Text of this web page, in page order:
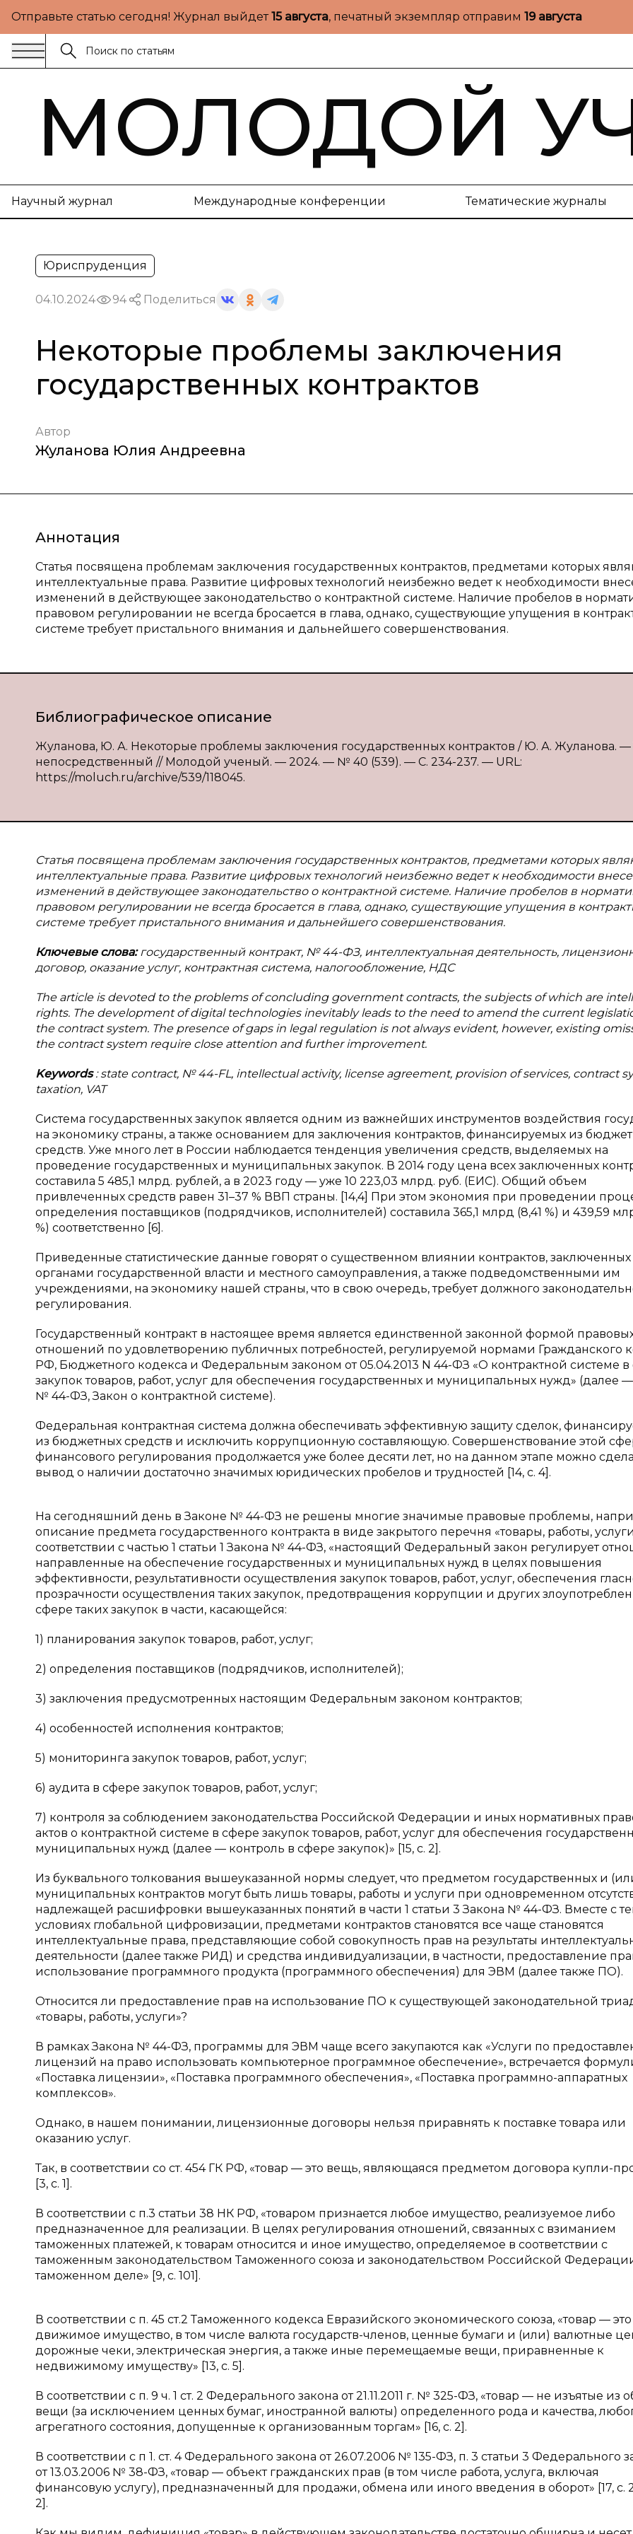
Отправьте статью сегодня! Журнал выйдет15 августа, печатный экземпляр отправим 19 августа
МОЛОДОЙ
Научный журнал Международные конференции Тематические журналы
Юриспруденция
04.10.2024 94 Поделиться
Некоторые проблемы заключения
государственных контрактов
Автор
Жуланова Юлия Андреевна
Аннотация
Статья посвящена проблемам заключения государственных контрактов, предметами которых
интеллектуальные права. Развитие цифровых технологий неизбежно ведет к необходимости
изменений в действующее законодательство о контрактной системе. Наличие пробелов в
правовом регулировании не всегда бросается в глава, однако, существующие упущения в
системе требует пристального внимания и дальнейшего совершенствования.
Библиографическое описание
Жуланова, Ю. А. Некоторые проблемы заключения государственных контрактов / Ю. А. Жуланова. —
непосредственный // Молодой ученый. — 2024. — № 40 (539). — С. 234-237. — URL:
https://moluch.ru/archive/539/118045.
Статья посвящена проблемам заключения государственных контрактов, предметами которых
интеллектуальные права. Развитие цифровых технологий неизбежно ведет к необходимости
изменений в действующее законодательство о контрактной системе. Наличие пробелов в
правовом регулировании не всегда бросается в глава, однако, существующие упущения в
системе требует пристального внимания и дальнейшего совершенствования.
Ключевые слова:государственный контракт, № 44-ФЗ, интеллектуальная деятельность,
договор, оказание услуг, контрактная система, налогообложение, НДС
The article is devoted to the problems of concluding government contracts, the subjects of which are
rights. The development of digital technologies inevitably leads to the need to amend the current
the contract system. The presence of gaps in legal regulation is not always evident, however, existing
the contract system require close attention and further improvement.
Keywords: state contract, № 44-FL, intellectual activity, license agreement, provision of services, contract
taxation, VAT
Система государственных закупок является одним из важнейших инструментов воздействия
на экономику страны, а также основанием для заключения контрактов, финансируемых из
средств. Уже много лет в России наблюдается тенденция увеличения средств, выделяемых на
проведение государственных и муниципальных закупок. В 2014 году цена всех заключенных
составила 5 485,1 млрд. рублей, а в 2023 году — уже 10 223,03 млрд. руб. (ЕИС). Общий объем
привлеченных средств равен 31–37 % ВВП страны. [14,4] При этом экономия при проведении
определения поставщиков (подрядчиков, исполнителей) составила 365,1 млрд (8,41 %) и 439,59
%) соответственно [6].
Приведенные статистические данные говорят о существенном влиянии контрактов, заключенных
органами государственной власти и местного самоуправления, а также подведомственными им
учреждениями, на экономику нашей страны, что в свою очередь, требует должного
регулирования.
Государственный контракт в настоящее время является единственной законной формой
отношений по удовлетворению публичных потребностей, регулируемой нормами Гражданского
РФ, Бюджетного кодекса и Федеральным законом от 05.04.2013 N 44-ФЗ «О контрактной системе в
закупок товаров, работ, услуг для обеспечения государственных и муниципальных нужд» (далее
№ 44-ФЗ, Закон о контрактной системе).
Федеральная контрактная система должна обеспечивать эффективную защиту сделок,
из бюджетных средств и исключить коррупционную составляющую. Совершенствование этой
финансового регулирования продолжается уже более десяти лет, но на данном этапе можно
вывод о наличии достаточно значимых юридических пробелов и трудностей [14, c. 4].
На сегодняшний день в Законе № 44-ФЗ не решены многие значимые правовые проблемы,
описание предмета государственного контракта в виде закрытого перечня «товары, работы,
соответствии с частью 1 статьи 1 Закона № 44-ФЗ, «настоящий Федеральный закон регулирует
направленные на обеспечение государственных и муниципальных нужд в целях повышения
эффективности, результативности осуществления закупок товаров, работ, услуг, обеспечения
прозрачности осуществления таких закупок, предотвращения коррупции и других
сфере таких закупок в части, касающейся:
1) планирования закупок товаров, работ, услуг;
2) определения поставщиков (подрядчиков, исполнителей);
3) заключения предусмотренных настоящим Федеральным законом контрактов;
4) особенностей исполнения контрактов;
5) мониторинга закупок товаров, работ, услуг;
6) аудита в сфере закупок товаров, работ, услуг;
7) контроля за соблюдением законодательства Российской Федерации и иных нормативных
актов о контрактной системе в сфере закупок товаров, работ, услуг для обеспечения
муниципальных нужд (далее — контроль в сфере закупок)» [15, с. 2].
Из буквального толкования вышеуказанной нормы следует, что предметом государственных и
муниципальных контрактов могут быть лишь товары, работы и услуги при одновременном
надлежащей расшифровки вышеуказанных понятий в части 1 статьи 3 Закона № 44-ФЗ. Вместе с
условиях глобальной цифровизации, предметами контрактов становятся все чаще становятся
интеллектуальные права, представляющие собой совокупность прав на результаты
деятельности (далее также РИД) и средства индивидуализации, в частности, предоставление
использование программного продукта (программного обеспечения) для ЭВМ (далее также ПО).
Относится ли предоставление прав на использование ПО к существующей законодательной
«товары, работы, услуги»?
В рамках Закона № 44-ФЗ, программы для ЭВМ чаще всего закупаются как «Услуги по
лицензий на право использовать компьютерное программное обеспечение», встречается
«Поставка лицензии», «Поставка программного обеспечения», «Поставка программно-аппаратных
комплексов».
Однако, в нашем понимании, лицензионные договоры нельзя приравнять к поставке товара или
оказанию услуг.
Так, в соответствии со ст. 454 ГК РФ, «товар — это вещь, являющаяся предметом договора купли-
[3, с. 1].
В соответствии с п.3 статьи 38 НК РФ, «товаром признается любое имущество, реализуемое либо
предназначенное для реализации. В целях регулирования отношений, связанных с взиманием
таможенных платежей, к товарам относится и иное имущество, определяемое в соответствии с
таможенным законодательством Таможенного союза и законодательством Российской
таможенном деле» [9, с. 101].
В соответствии с п. 45 ст.2 Таможенного кодекса Евразийского экономического союза, «товар —
движимое имущество, в том числе валюта государств-членов, ценные бумаги и (или) валютные
дорожные чеки, электрическая энергия, а также иные перемещаемые вещи, приравненные к
недвижимому имуществу» [13, с. 5].
В соответствии с п. 9 ч. 1 ст. 2 Федерального закона от 21.11.2011 г. № 325-ФЗ, «товар — не изъятые из
вещи (за исключением ценных бумаг, иностранной валюты) определенного рода и качества,
агрегатного состояния, допущенные к организованным торгам» [16, с. 2].
В соответствии с п 1. ст. 4 Федерального закона от 26.07.2006 № 135-ФЗ, п. 3 статьи 3 Федерального
от 13.03.2006 № 38-ФЗ, «товар — объект гражданских прав (в том числе работа, услуга, включая
финансовую услугу), предназначенный для продажи, обмена или иного введения в оборот» [17, с.
2].